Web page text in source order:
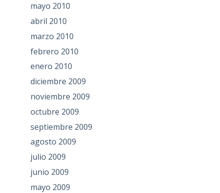
mayo 2010
abril 2010
marzo 2010
febrero 2010
enero 2010
diciembre 2009
noviembre 2009
octubre 2009
septiembre 2009
agosto 2009
julio 2009
junio 2009
mayo 2009